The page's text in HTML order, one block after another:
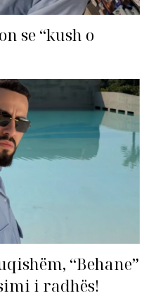
se “kush o
“Behane”
i radhës!